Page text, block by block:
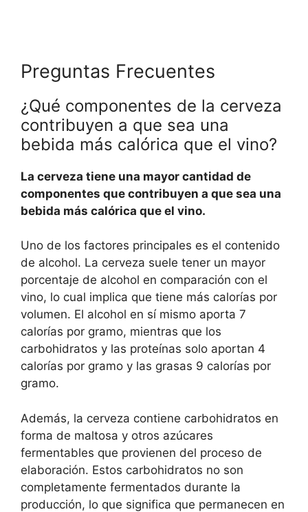
Preguntas Frecuentes
¿Qué componentes de la cerveza
contribuyen a que sea una
bebida más calórica que el vino?
La cerveza tiene una mayor cantidad de
componentes que contribuyen a que sea una
bebida más calórica que el vino.
Uno de los factores principales es el contenido
de alcohol. La cerveza suele tener un mayor
porcentaje de alcohol en comparación con el
vino, lo cual implica que tiene más calorías por
volumen. El alcohol en sí mismo aporta 7
calorías por gramo, mientras que los
carbohidratos y las proteínas solo aportan 4
calorías por gramo y las grasas 9 calorías por
gramo.
Además, la cerveza contiene carbohidratos en
forma de maltosa y otros azúcares
fermentables que provienen del proceso de
elaboración. Estos carbohidratos no son
completamente fermentados durante la
producción, lo que significa que permanecen en